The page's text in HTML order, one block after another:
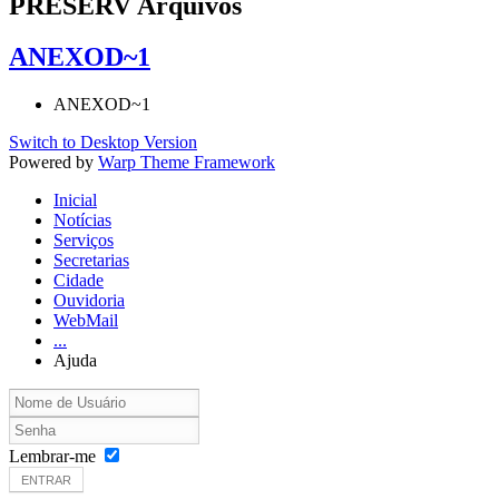
ANEXOD~1
ANEXOD~1
Switch to Desktop Version
Powered by Warp Theme Framework
Inicial
Notícias
Serviços
Secretarias
Cidade
Ouvidoria
WebMail
...
Ajuda
Lembrar-me
ENTRAR